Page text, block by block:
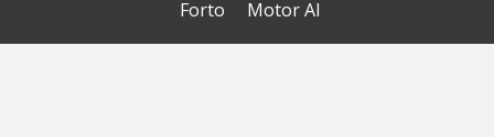
Forto
Motor AI